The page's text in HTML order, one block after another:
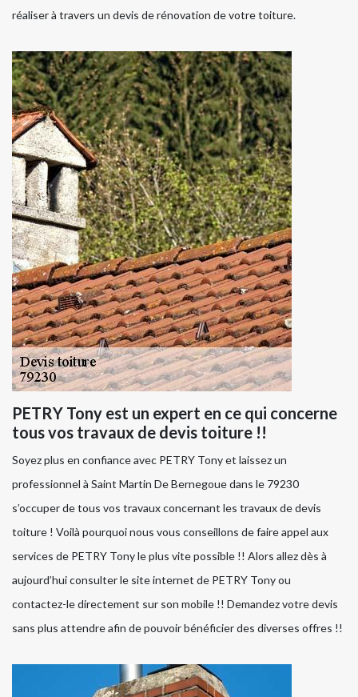
réaliser à travers un devis de rénovation de votre toiture.
PETRY Tony est un expert en ce qui concerne
tous vos travaux de devis toiture !!
Soyez plus en confiance avec PETRY Tony et laissez un
professionnel à Saint Martin De Bernegoue dans le 79230
s’occuper de tous vos travaux concernant les travaux de devis
toiture ! Voilà pourquoi nous vous conseillons de faire appel aux
services de PETRY Tony le plus vite possible !! Alors allez dès à
aujourd’hui consulter le site internet de PETRY Tony ou
contactez-le directement sur son mobile !! Demandez votre devis
sans plus attendre afin de pouvoir bénéficier des diverses offres !!